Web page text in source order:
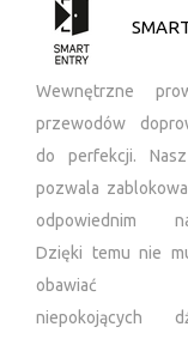
Wewnętrzne
przewodów
do perfekcji.
pozwala
odpowiednim
Dzięki temu nie
obawiać
niepokojących